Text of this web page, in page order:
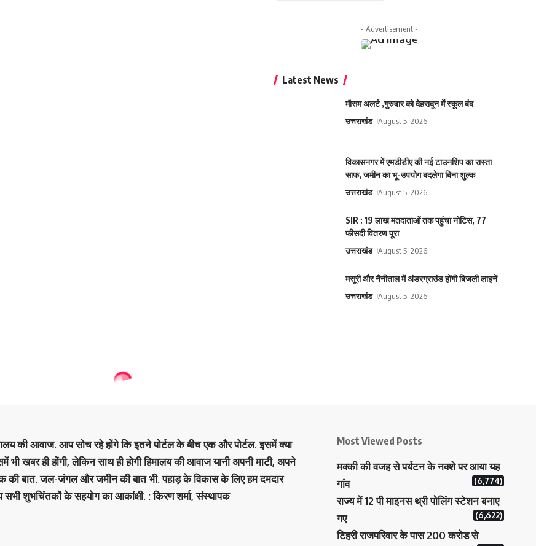
- Advertisement -
Latest News
मौसम अलर्ट ,गुरुवार को देहरादून में स्कूल बंद
उत्तराखंड August 5, 2026
विकासनगर में एमडीडीए की नई टाउनशिप का रास्ता
साफ, जमीन का भू-उपयोग बदलेगा बिना शुल्क
उत्तराखंड August 5, 2026
SIR : 19 लाख मतदाताओं तक पहुंचा नोटिस, 77
फीसदी वितरण पूरा
उत्तराखंड August 5, 2026
मसूरी और नैनीताल में अंडरग्राउंड होंगी बिजली लाइनें
उत्तराखंड August 5, 2026
की आवाज. आप सोच रहे होंगे कि इतने पोर्टल के बीच एक और पोर्टल. इसमें क्या
भी खबर ही होंगी, लेकिन साथ ही होगी हिमालय की आवाज यानी अपनी माटी, अपने
की बात. जल-जंगल और जमीन की बात भी. पहाड़ के विकास के लिए हम दमदार
शुभचिंतकों के सहयोग का आकांक्षी. : किरण शर्मा, संस्‍थापक
Most Viewed Posts
मक्‍की की वजह से पर्यटन के नक्‍शे पर आया यह
गांव
(6,774)
राज्य में 12 पी माइनस थ्री पोलिंग स्टेशन बनाए
गए
(6,622)
टिहरी राजपरिवार के पास 200 करोड से